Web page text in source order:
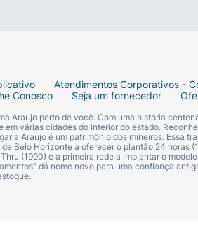
de antioxidantes que
especialmente para as peles
Episol Color?
Color, é recomendado:
seca e espalhar por todo o
Atendimentos Corporativos -
Conosco Seja um fornecedor
Araujo perto de você. Com uma história
várias cidades do interior do estado.
Araujo é um patrimônio dos mineiros. Essa
Belo Horizonte a oferecer o plantão 24 horas
(1990) e a primeira rede a implantar o
dá nome novo para uma confiança